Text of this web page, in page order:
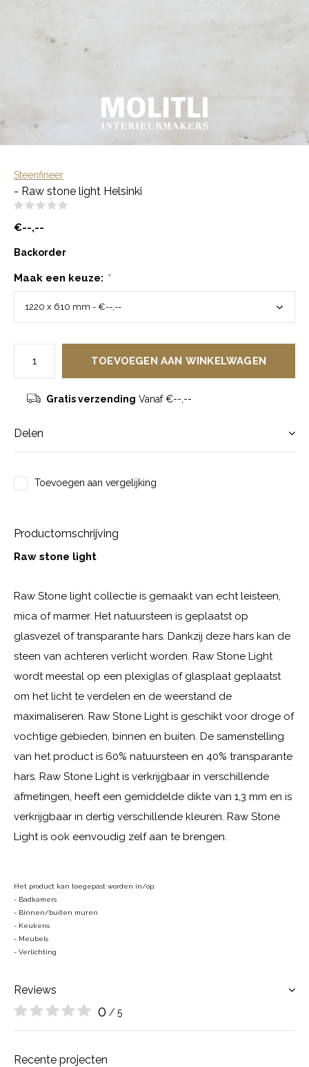
Steenfineer
- Raw stone light Helsinki
€--,--
Backorder
Maak een keuze: *
TOEVOEGEN AAN WINKELWAGEN
Gratis verzending Vanaf €--,--
Delen
Toevoegen aan vergelijking
Productomschrijving
Raw stone light
Raw Stone light collectie is gemaakt van echt leisteen,
mica of marmer. Het natuursteen is geplaatst op
glasvezel of transparante hars. Dankzij deze hars kan de
steen van achteren verlicht worden. Raw Stone Light
wordt meestal op een plexiglas of glasplaat geplaatst
om het licht te verdelen en de weerstand de
maximaliseren. Raw Stone Light is geschikt voor droge of
vochtige gebieden, binnen en buiten. De samenstelling
van het product is 60% natuursteen en 40% transparante
hars. Raw Stone Light is verkrijgbaar in verschillende
afmetingen, heeft een gemiddelde dikte van 1,3 mm en is
verkrijgbaar in dertig verschillende kleuren. Raw Stone
Light is ook eenvoudig zelf aan te brengen.
Het product kan toegepast worden in/op:
- Badkamers
- Binnen/buiten muren
- Keukens
- Meubels
- Verlichting
Reviews
0 / 5
Recente projecten